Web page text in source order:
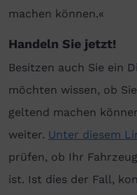
machen können.«
Handeln Sie jetzt!
Besitzen auch Sie ein
möchten wissen, ob
geltend machen
weiter. Unter diesem
prüfen, ob Ihr
ist. Ist dies der Fall,